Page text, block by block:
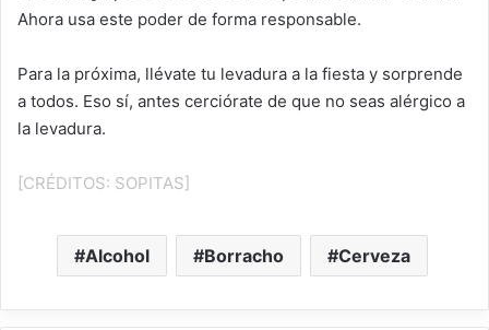
Ahora usa este poder de forma responsable.
Para la próxima, llévate tu levadura a la fiesta y sorprende
a todos. Eso sí, antes cerciórate de que no seas alérgico a
la levadura.
[CRÉDITOS: SOPITAS]
Alcohol Borracho Cerveza